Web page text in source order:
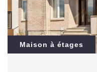
Maison à étages